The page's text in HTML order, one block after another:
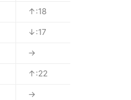
↑:18
↓:17
→
↑:22
→